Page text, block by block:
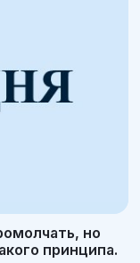
но
принципа.